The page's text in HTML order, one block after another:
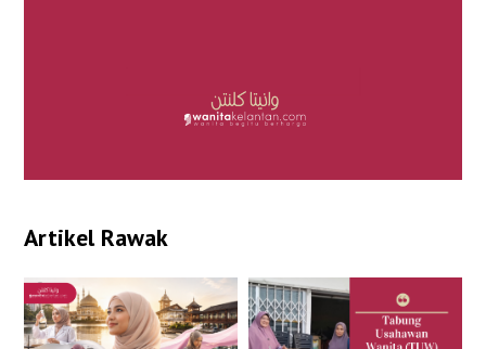
Artikel Rawak